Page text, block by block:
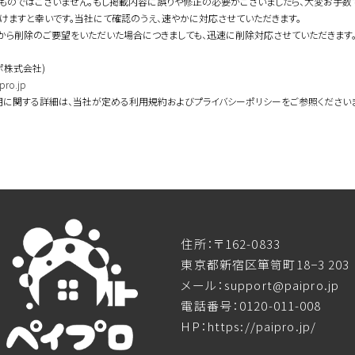
すと幸いです。当社にて確認のうえ、速やかに対応させていただきます。
ら削除のご要望をいただいた場合につきましても、迅速に削除対応させていただきます。
株式会社)
に関する詳細は、当社が定める利用規約およびプライバシーポリシーをご参照ください
住所：〒162-0833
東京都新宿区箪笥町18−3 203
メール：support@paipro.jp
電話番号：0120-011-008
HP：https://paipro.jp/